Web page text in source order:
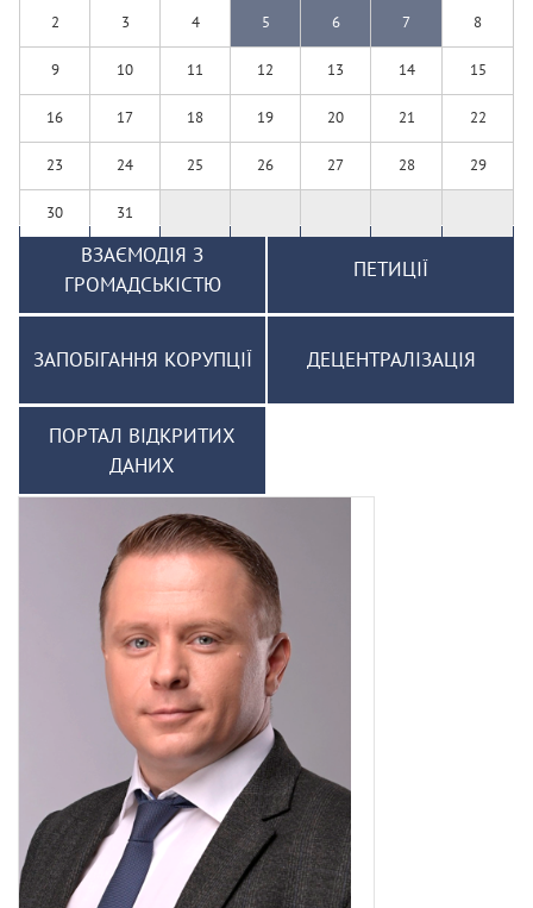
2 3 4 5 6 7 8
9 10 11 12 13 14 15
16 17 18 19 20 21 22
23 24 25 26 27 28 29
30 31
ВЗАЄМОДІЯ З
ГРОМАДСЬКІСТЮ
ПЕТИЦІЇ
ЗАПОБІГАННЯ КОРУПЦІЇ ДЕЦЕНТРАЛІЗАЦІЯ
ПОРТАЛ ВІДКРИТИХ
ДАНИХ